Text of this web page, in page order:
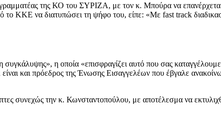
της ΚΟ του ΣΥΡΙΖΑ, με τον κ. Μπούρα να επανέρχεται:
να διατυπώσει τη ψήφο του, είπε: «Με fast track
η οποία «επισφραγίζει αυτό που σας
και πρόεδρος της Ένωσης Εισαγγελέων που έβγαλε
συνεχώς την κ. Κωνσταντοπούλου, με αποτέλεσμα να